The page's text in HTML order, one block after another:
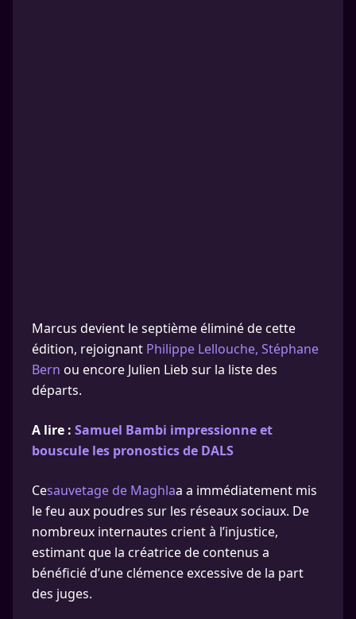
Marcus devient le septième éliminé de cette
édition, rejoignant Philippe Lellouche, Stéphane
Bern ou encore Julien Lieb sur la liste des
départs.
A lire : Samuel Bambi impressionne et
bouscule les pronostics de DALS
Cesauvetage de Maghlaa a immédiatement mis
le feu aux poudres sur les réseaux sociaux. De
nombreux internautes crient à l’injustice,
estimant que la créatrice de contenus a
bénéficié d’une clémence excessive de la part
des juges.